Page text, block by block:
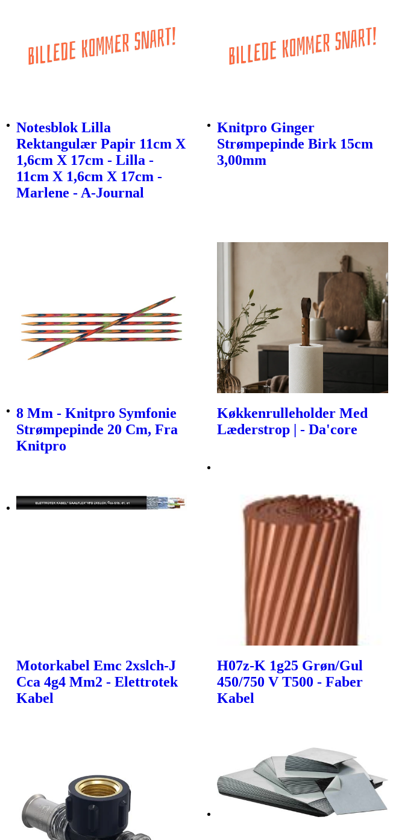
Notesblok Lilla
Rektangulær Papir 11cm X
1,6cm X 17cm - Lilla -
11cm X 1,6cm X 17cm -
Marlene - A-Journal
Knitpro Ginger
Strømpepinde Birk 15cm
3,00mm
8 Mm - Knitpro Symfonie
Strømpepinde 20 Cm, Fra
Knitpro
Køkkenrulleholder Med
Læderstrop | - Da'core
Motorkabel Emc 2xslch-J
Cca 4g4 Mm2 - Elettrotek
Kabel
H07z-K 1g25 Grøn/Gul
450/750 V T500 - Faber
Kabel